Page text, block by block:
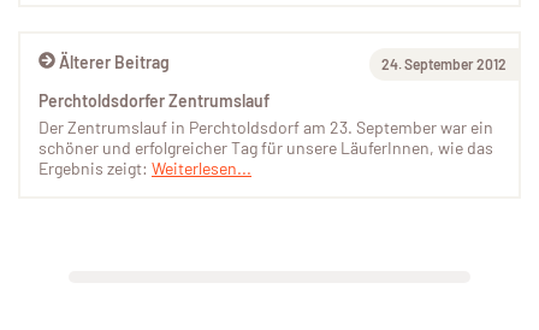
Älterer Beitrag 24. September 2012
Perchtoldsdorfer Zentrumslauf
Der Zentrumslauf in Perchtoldsdorf am 23. September war ein
schöner und erfolgreicher Tag für unsere LäuferInnen, wie das
Ergebnis zeigt: Weiterlesen...